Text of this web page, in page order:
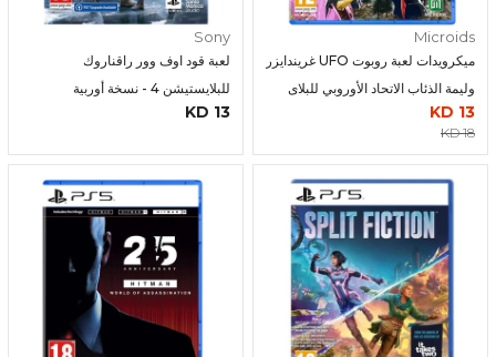
ميكرويدات لعبة روبوت UFO غريندايزر
وليمة الذئاب الاتحاد الأوروبي للبلاى
ستيشن 5
Microids
13 KD
18 KD
لعبة قود اوف وور راقناروك
للبلايستيشن 4 - نسخة أوربية
Sony
13 KD